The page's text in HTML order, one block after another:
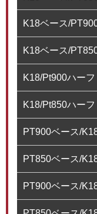
K18ベース/
K18ベース/
K18/Pt900ハーフ
K18/Pt850ハーフ
PT900ベース/
PT850ベース/
PT900ベース/